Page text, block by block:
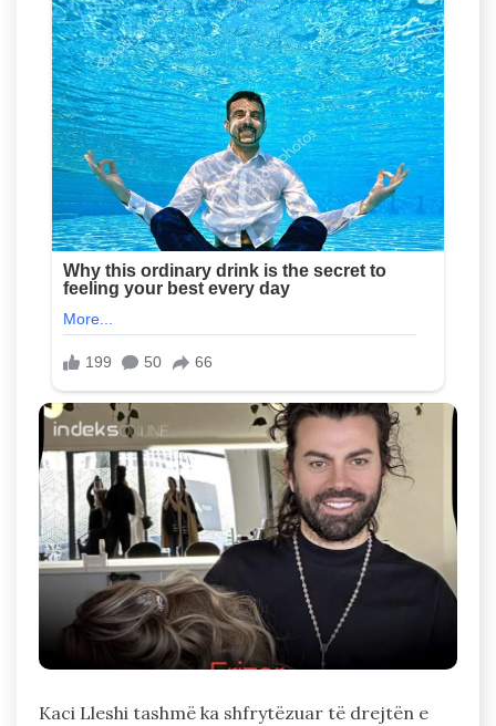
Kaci Lleshi tashmë ka shfrytëzuar të drejtën e